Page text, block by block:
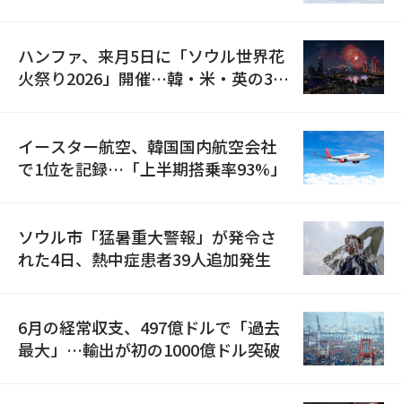
ハンファ、来月5日に「ソウル世界花
火祭り2026」開催…韓・米・英の3カ
イースター航空、韓国国内航空会社
で1位を記録…「上半期搭乗率93%」
ソウル市「猛暑重大警報」が発令さ
れた4日、熱中症患者39人追加発生
6月の経常収支、497億ドルで「過去
最大」…輸出が初の1000億ドル突破